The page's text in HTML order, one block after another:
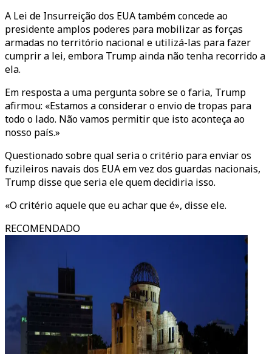
A Lei de Insurreição dos EUA também concede ao
presidente amplos poderes para mobilizar as forças
armadas no território nacional e utilizá-las para fazer
cumprir a lei, embora Trump ainda não tenha recorrido a
ela.
Em resposta a uma pergunta sobre se o faria, Trump
afirmou: «Estamos a considerar o envio de tropas para
todo o lado. Não vamos permitir que isto aconteça ao
nosso país.»
Questionado sobre qual seria o critério para enviar os
fuzileiros navais dos EUA em vez dos guardas nacionais,
Trump disse que seria ele quem decidiria isso.
«O critério aquele que eu achar que é», disse ele.
RECOMENDADO